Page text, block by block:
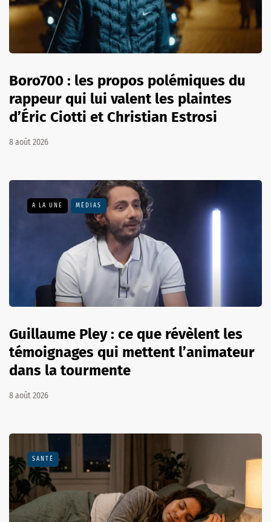
Boro700 : les propos polémiques du
rappeur qui lui valent les plaintes
d’Éric Ciotti et Christian Estrosi
8 août 2026
A LA UNE MÉDIAS
Guillaume Pley : ce que révèlent les
témoignages qui mettent l’animateur
dans la tourmente
8 août 2026
SANTÉ